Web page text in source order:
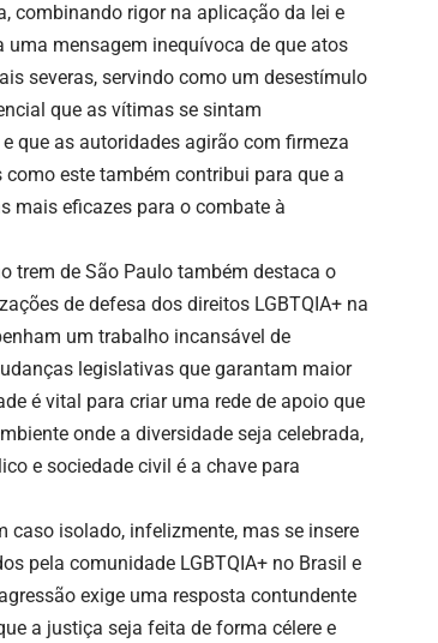
combinando rigor na aplicação da lei e
mensagem inequívoca de que atos
severas, servindo como um desestímulo
que as vítimas se sintam
que as autoridades agirão com firmeza
este também contribui para que a
mais eficazes para o combate à
trem de São Paulo também destaca o
de defesa dos direitos LGBTQIA+ na
um trabalho incansável de
legislativas que garantam maior
é vital para criar uma rede de apoio que
onde a diversidade seja celebrada,
e sociedade civil é a chave para
caso isolado, infelizmente, mas se insere
pela comunidade LGBTQIA+ no Brasil e
exige uma resposta contundente
a justiça seja feita de forma célere e